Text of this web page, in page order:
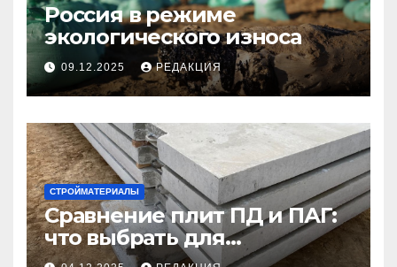
Россия в режиме
экологического износа
09.12.2025 РЕДАКЦИЯ
СТРОЙМАТЕРИАЛЫ
Сравнение плит ПД и ПАГ:
что выбрать для
долговечного и прочного